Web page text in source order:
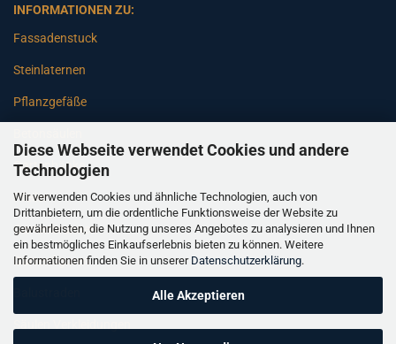
Diese Webseite verwendet Cookies und andere
Technologien
Wir verwenden Cookies und ähnliche Technologien, auch von
Drittanbietern, um die ordentliche Funktionsweise der Website zu
gewährleisten, die Nutzung unseres Angebotes zu analysieren und Ihnen
ein bestmögliches Einkaufserlebnis bieten zu können. Weitere
Informationen finden Sie in unserer Datenschutzerklärung.
Alle Akzeptieren
INFORMATIONEN ZU:
Fassadenstuck
Steinlaternen
Pflanzgefäße
Gartenbänke
Pfeiler
Gartenbrunnen
Gartenfiguren